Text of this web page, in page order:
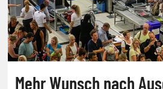
Mehr Wunsch nach